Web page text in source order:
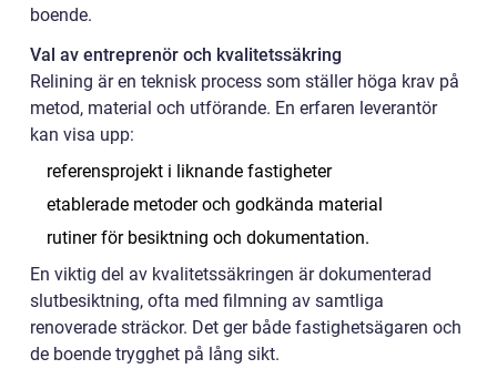
boende.
Val av entreprenör och kvalitetssäkring
Relining är en teknisk process som ställer höga krav på
metod, material och utförande. En erfaren leverantör
kan visa upp:
referensprojekt i liknande fastigheter
etablerade metoder och godkända material
rutiner för besiktning och dokumentation.
En viktig del av kvalitetssäkringen är dokumenterad
slutbesiktning, ofta med filmning av samtliga
renoverade sträckor. Det ger både fastighetsägaren och
de boende trygghet på lång sikt.